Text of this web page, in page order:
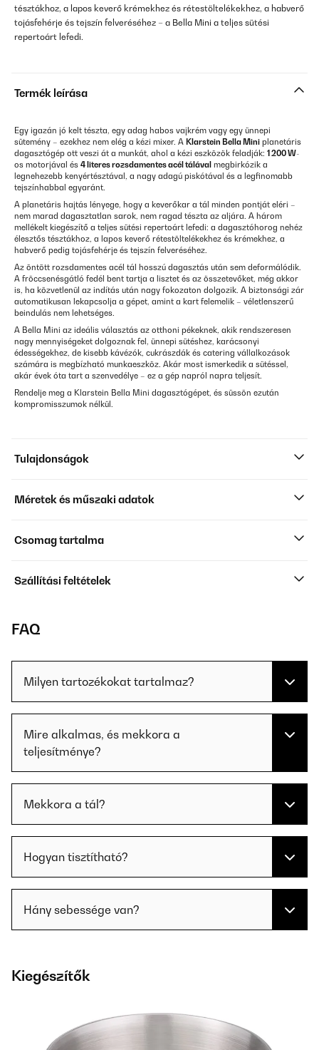
tésztákhoz, a lapos keverő krémekhez és rétestöltelékekhez, a habverő
tojásfehérje és tejszín felveréséhez – a Bella Mini a teljes sütési
repertoárt lefedi.
Termék leírása
Egy igazán jó kelt tészta, egy adag habos vajkrém vagy egy ünnepi
sütemény – ezekhez nem elég a kézi mixer. A Klarstein Bella Mini planetáris
dagasztógép ott veszi át a munkát, ahol a kézi eszközök feladják: 1 200 W-
os motorjával és 4 literes rozsdamentes acél tálával megbirkózik a
legnehezebb kenyértésztával, a nagy adagú piskótával és a legfinomabb
tejszínhabbal egyaránt.
A planetáris hajtás lényege, hogy a keverőkar a tál minden pontját eléri –
nem marad dagasztatlan sarok, nem ragad tészta az aljára. A három
mellékelt kiegészítő a teljes sütési repertoárt lefedi: a dagasztóhorog nehéz
élesztős tésztákhoz, a lapos keverő rétestöltelékekhez és krémekhez, a
habverő pedig tojásfehérje és tejszín felveréséhez.
Az öntött rozsdamentes acél tál hosszú dagasztás után sem deformálódik.
A fröccsenésgátló fedél bent tartja a lisztet és az összetevőket, még akkor
is, ha közvetlenül az indítás után nagy fokozaton dolgozik. A biztonsági zár
automatikusan lekapcsolja a gépet, amint a kart felemelik – véletlenszerű
beindulás nem lehetséges.
A Bella Mini az ideális választás az otthoni pékeknek, akik rendszeresen
nagy mennyiségeket dolgoznak fel, ünnepi sütéshez, karácsonyi
édességekhez, de kisebb kávézók, cukrászdák és catering vállalkozások
számára is megbízható munkaeszköz. Akár most ismerkedik a sütéssel,
akár évek óta tart a szenvedélye – ez a gép napról napra teljesít.
Rendelje meg a Klarstein Bella Mini dagasztógépet, és süssön ezután
kompromisszumok nélkül.
Tulajdonságok
Méretek és műszaki adatok
Csomag tartalma
Szállítási feltételek
FAQ
Milyen tartozékokat tartalmaz?
Mire alkalmas, és mekkora a
teljesítménye?
Mekkora a tál?
Hogyan tisztítható?
Hány sebessége van?
Kiegészítők